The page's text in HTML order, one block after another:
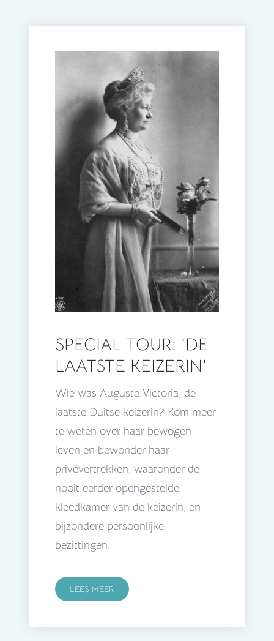
SPECIAL TOUR: 'DE
LAATSTE KEIZERIN'
Wie was Auguste Victoria, de
laatste Duitse keizerin? Kom meer
te weten over haar bewogen
leven en bewonder haar
privévertrekken, waaronder de
nooit eerder opengestelde
kleedkamer van de keizerin, en
bijzondere persoonlijke
bezittingen.
LEES MEER